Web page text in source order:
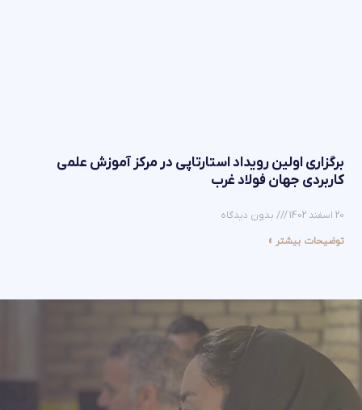
برگزاری اولین رویداد استارتاپی در مرکز آموزش علمی
کاربردی جهان فولاد غرب
20 اسفند 1402
بدون دیدگاه
توضیحات بیشتر »